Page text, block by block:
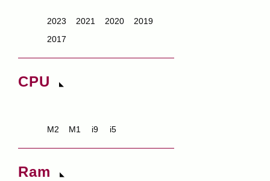
2023 2021 2020
2019
2017
CPU
M2 M1 i9 i5
Ram